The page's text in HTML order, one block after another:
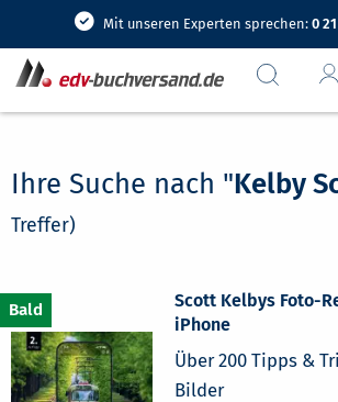
Mit unseren Experten sprechen: 0
Ihre Suche nach "Kelby
Treffer)
Scott Kelbys Foto-
iPhone
Über 200 Tipps &
Bilder